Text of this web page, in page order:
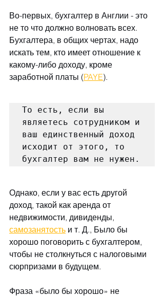
Во-первых, бухгалтер в Англии - это
не то что должно волновать всех.
Бухгалтера, в общих чертах, надо
искать тем, кто имеет отношение к
какому-либо доходу, кроме
заработной платы (PAYE).
То есть, если вы
являетесь сотрудником и
ваш единственный доход
исходит от этого, то
бухгалтер вам не нужен.
Однако, если у вас есть другой
доход, такой как аренда от
недвижимости, дивиденды,
самозанятость и т. Д., Было бы
хорошо поговорить с бухгалтером,
чтобы не столкнуться с налоговыми
сюрпризами в будущем.
Фраза «было бы хорошо» не